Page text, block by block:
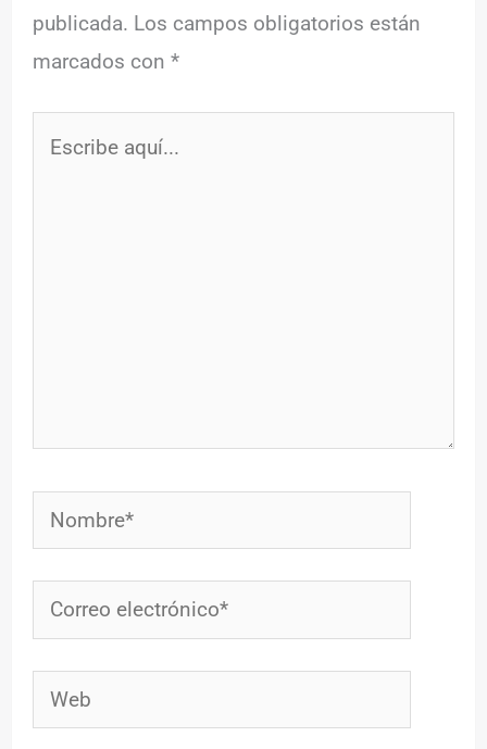
publicada. Los campos obligatorios están
marcados con*
Nombre*
Correo
electrónico*
Web